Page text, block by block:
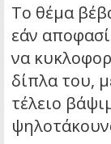
Το θέμα
εάν
να
δίπλα του,
τέλειο